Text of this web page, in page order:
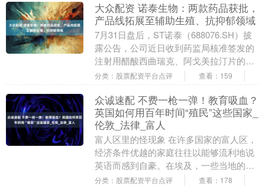
大众配资 诺泰生物：两款药品获批，
产品线拓展至辅助生殖、抗抑郁领域
7月31日盘后，ST诺泰（688076.SH）披
露公告，公司近日收到药监局核准签发的
注射用醋酸西曲瑞克、阿戈美拉汀片的
《药品注册证书》，两款化药4类药品获批
分类：股票配资平台点评 查看：159
众诚速配 不费一枪一弹！教育吸血？
英国如何用百年时间“殖民”这些国家_
伦敦_法律_富人
富人区里的怪现象 在许多国家的富人区，
经济条件优越的家庭往往以能够流利地说
英语而感到自豪。在埃及，一些当地的富
人纷纷把自己的孩子送往如“开罗美国学
分类：股票配资平台点评 查看：178